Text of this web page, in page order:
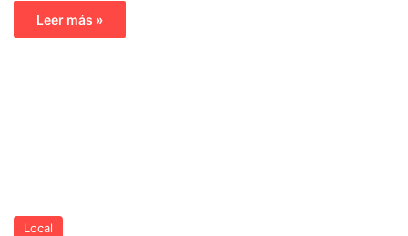
Leer más »
Local